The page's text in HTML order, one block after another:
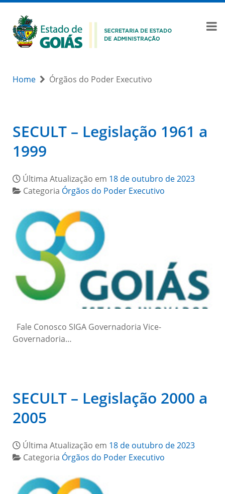
Home Órgãos do Poder Executivo
SECULT – Legislação 1961 a
1999
Última Atualização em 18 de outubro de 2023
Categoria Órgãos do Poder Executivo
Fale Conosco SIGA Governadoria Vice-
Governadoria…
SECULT – Legislação 2000 a
2005
Última Atualização em 18 de outubro de 2023
Categoria Órgãos do Poder Executivo